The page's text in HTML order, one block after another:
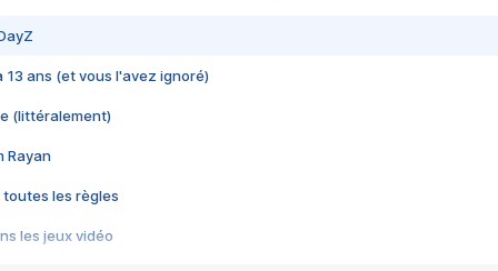
13 ans (et vous l'avez ignoré)
(littéralement)
Rayan
toutes les règles
les jeux vidéo